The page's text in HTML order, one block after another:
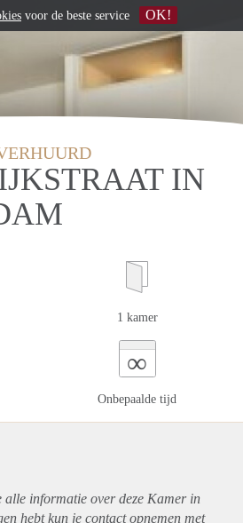
IN
1 kamer
∞
Onbepaalde tijd
alle informatie over deze Kamer in
hebt kun je contact opnemen met
voor de beste service OK!